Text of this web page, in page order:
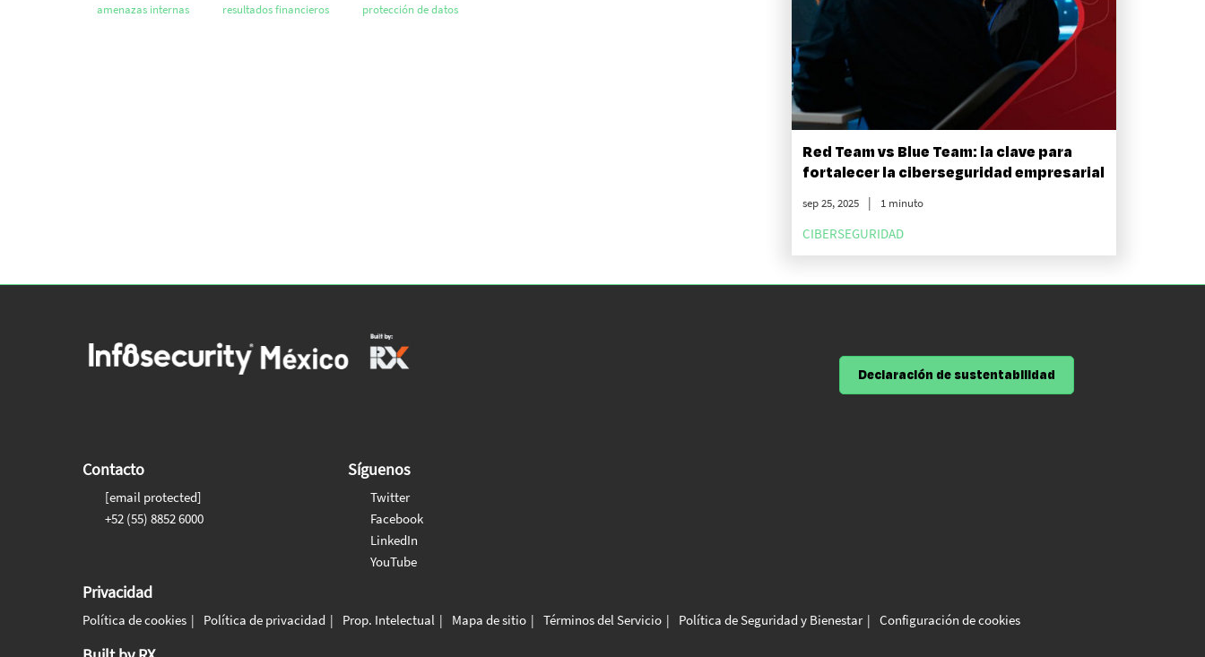
amenazas internas resultados financieros protección de datos
Red Team vs Blue Team: la clave para
fortalecer la ciberseguridad empresarial
sep 25, 2025 1 minuto
CIBERSEGURIDAD
Declaración de sustentabilidad
Contacto
[email protected]
+52 (55) 8852 6000
Síguenos
Twitter
Facebook
LinkedIn
YouTube
Privacidad
Política de cookies Política de privacidad Prop. Intelectual Mapa de sitio Términos del Servicio Política de Seguridad y Bienestar Configuración de cookies